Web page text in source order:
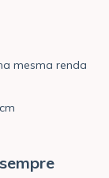
mesma renda